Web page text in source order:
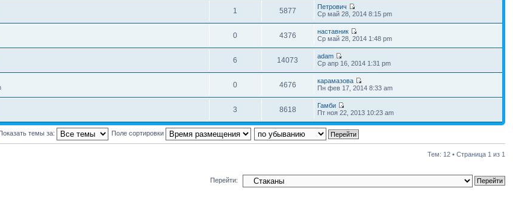
1 5877
Петрович
Ср май 28, 2014 8:15 pm
0 4376
наставник
Ср май 28, 2014 1:48 pm
6 14073
adam
Ср апр 16, 2014 1:31 pm
0 4676
карамазова
Пн фев 17, 2014 8:33 am
3 8618
Гамби
Пт ноя 22, 2013 10:23 am
Показать темы за: Поле сортировки
Тем: 12 • Страница 1 из 1
Перейти: